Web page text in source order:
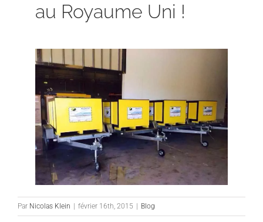
au Royaume Uni !
Par Nicolas Klein février 16th, 2015 Blog